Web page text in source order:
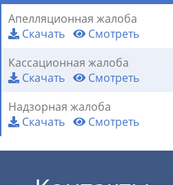
Апелляционная жалоба
Скачать
Смотреть
Кассационная жалоба
Скачать
Смотреть
Надзорная жалоба
Скачать
Смотреть